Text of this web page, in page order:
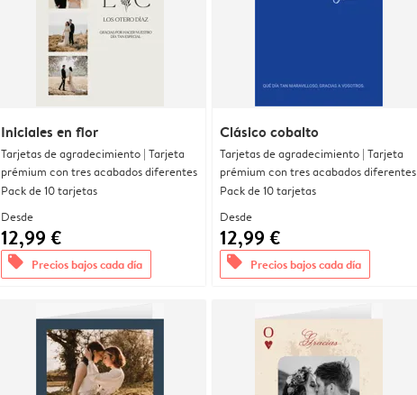
Iniciales en flor
Tarjetas de agradecimiento | Tarjeta
prémium con tres acabados diferentes
Pack de 10 tarjetas
Desde
12,99 €
offers Precios bajos cada día
Clásico cobalto
Tarjetas de agradecimiento | Tarjeta
prémium con tres acabados diferentes
Pack de 10 tarjetas
Desde
12,99 €
offers Precios bajos cada día